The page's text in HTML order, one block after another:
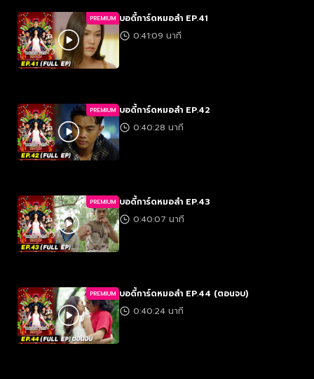
PREMIUM บอดี้การ์ดหมอลำ EP.41
0:41:09 นาที
PREMIUM บอดี้การ์ดหมอลำ EP.42
0:40:28 นาที
PREMIUM บอดี้การ์ดหมอลำ EP.43
0:40:07 นาที
PREMIUM บอดี้การ์ดหมอลำ EP.44 (ตอนจบ)
0:40:24 นาที